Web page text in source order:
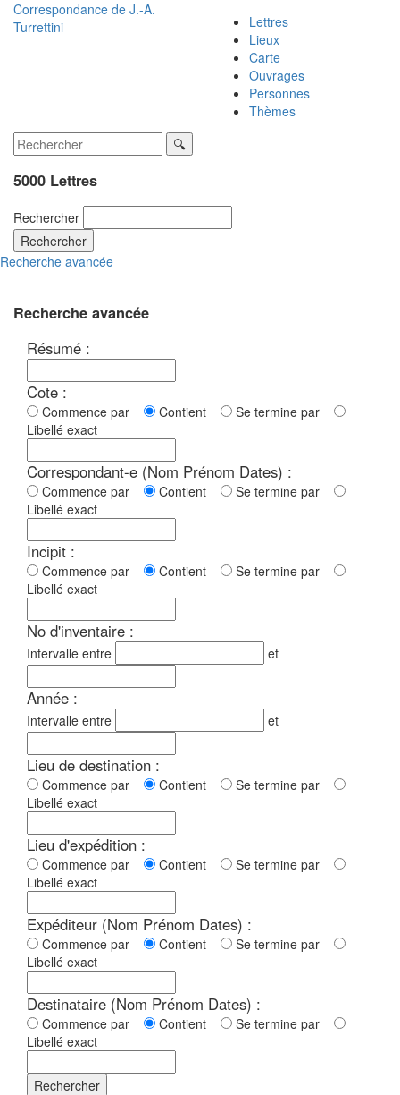
Correspondance de J.-A.
Turrettini
Lettres
Lieux
Carte
Ouvrages
Personnes
Thèmes
5000 Lettres
Rechercher
Rechercher
Recherche avancée
Recherche avancée
Résumé :
Cote :
Commence par Contient
Se termine par
Libellé exact
Correspondant-e (Nom Prénom Dates) :
Commence par Contient
Se termine par
Libellé exact
Incipit :
Commence par Contient
Se termine par
Libellé exact
No d'inventaire :
Intervalle entre et
Année :
Intervalle entre et
Lieu de destination :
Commence par Contient
Se termine par
Libellé exact
Lieu d'expédition :
Commence par Contient
Se termine par
Libellé exact
Expéditeur (Nom Prénom Dates) :
Commence par Contient
Se termine par
Libellé exact
Destinataire (Nom Prénom Dates) :
Commence par Contient
Se termine par
Libellé exact
Rechercher